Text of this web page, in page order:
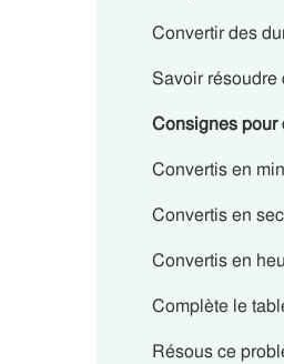
Convertir des
Savoir résoudre
Consignes pour
Convertis en
Convertis en
Convertis en
Complète le
Résous ce